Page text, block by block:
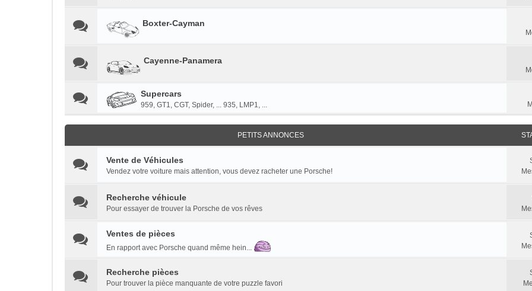
Boxter-Cayman
Cayenne-Panamera
Supercars
959, GT1, CGT, Spider, ... 935, LMP1, ...
PETITS ANNONCES
Vente de Véhicules
Vendez votre voiture mais attention, vous devez racheter une Porsche!
Recherche véhicule
Pour essayer de trouver la Porsche de vos rêves
Ventes de pièces
En rapport avec Porsche quand même hein...
Recherche pièces
Pour trouver la pièce manquante de votre puzzle favori